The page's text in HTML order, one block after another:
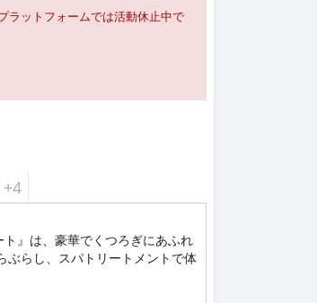
ラットフォームでは活動休止中で
+4
』は、豪華でくつろぎにあふれ
ぶらし、スパトリートメントで体